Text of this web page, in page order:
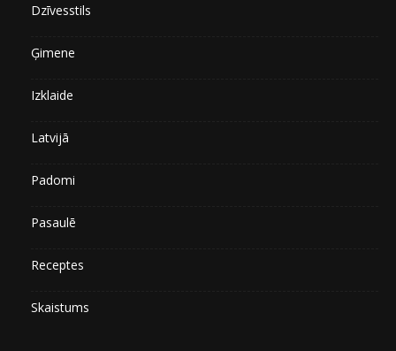
Dzīvesstils
Ģimene
Izklaide
Latvijā
Padomi
Pasaulē
Receptes
Skaistums